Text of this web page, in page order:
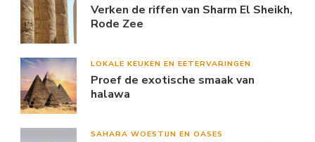
Verken de riffen van Sharm El Sheikh,
Rode Zee
LOKALE KEUKEN EN EETERVARINGEN
Proef de exotische smaak van
halawa
SAHARA WOESTIJN EN OASES